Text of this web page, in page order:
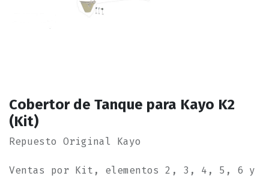
Cobertor de Tanque para Kayo K2
(Kit)
Repuesto Original Kayo
Ventas por Kit, elementos 2, 3, 4, 5, 6 y